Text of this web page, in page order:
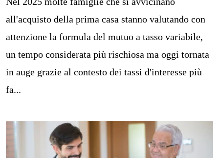
all'acquisto della prima casa stanno valutando con
attenzione la formula del mutuo a tasso variabile,
un tempo considerata più rischiosa ma oggi tornata
in auge grazie al contesto dei tassi d'interesse più
fa...